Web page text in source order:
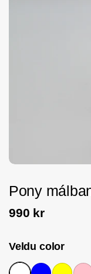
Pony
990 kr
Veldu color
WhiteBlue Yellow